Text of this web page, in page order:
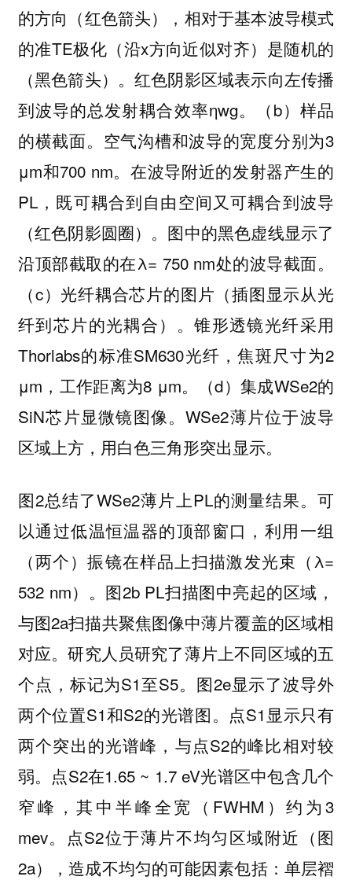
的方向（红色箭头），相对于基本波导模式
的准TE极化（沿x方向近似对齐）是随机的
（黑色箭头）。红色阴影区域表示向左传播
到波导的总发射耦合效率ηwg。（b）样品
的横截面。空气沟槽和波导的宽度分别为3
μm和700 nm。在波导附近的发射器产生的
PL，既可耦合到自由空间又可耦合到波导
（红色阴影圆圈）。图中的黑色虚线显示了
沿顶部截取的在λ= 750 nm处的波导截面。
（c）光纤耦合芯片的图片（插图显示从光
纤到芯片的光耦合）。锥形透镜光纤采用
Thorlabs的标准SM630光纤，焦斑尺寸为2
μm，工作距离为8 μm。（d）集成WSe2的
SiN芯片显微镜图像。WSe2薄片位于波导
区域上方，用白色三角形突出显示。
图2总结了WSe2薄片上PL的测量结果。可
以通过低温恒温器的顶部窗口，利用一组
（两个）振镜在样品上扫描激发光束（λ=
532 nm）。图2b PL扫描图中亮起的区域，
与图2a扫描共聚焦图像中薄片覆盖的区域相
对应。研究人员研究了薄片上不同区域的五
个点，标记为S1至S5。图2e显示了波导外
两个位置S1和S2的光谱图。点S1显示只有
两个突出的光谱峰，与点S2的峰比相对较
弱。点S2在1.65 ~ 1.7 eV光谱区中包含几个
窄峰，其中半峰全宽（FWHM）约为3
mev。点S2位于薄片不均匀区域附近（图
2a），造成不均匀的可能因素包括：单层褶